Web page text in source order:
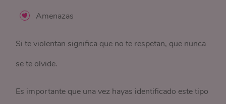
Amenazas
Si te violentan significa que no te respetan, que nunca
se te olvide.
Es importante que una vez hayas identificado este tipo